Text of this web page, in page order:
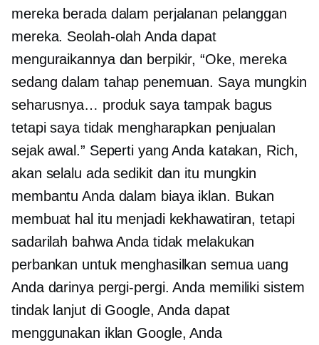
mereka berada dalam perjalanan pelanggan
mereka. Seolah-olah Anda dapat
menguraikannya dan berpikir, “Oke, mereka
sedang dalam tahap penemuan. Saya mungkin
seharusnya… produk saya tampak bagus
tetapi saya tidak mengharapkan penjualan
sejak awal.” Seperti yang Anda katakan, Rich,
akan selalu ada sedikit dan itu mungkin
membantu Anda dalam biaya iklan. Bukan
membuat hal itu menjadi kekhawatiran, tetapi
sadarilah bahwa Anda tidak melakukan
perbankan untuk menghasilkan semua uang
Anda darinya pergi-pergi. Anda memiliki sistem
tindak lanjut di Google, Anda dapat
menggunakan iklan Google, Anda